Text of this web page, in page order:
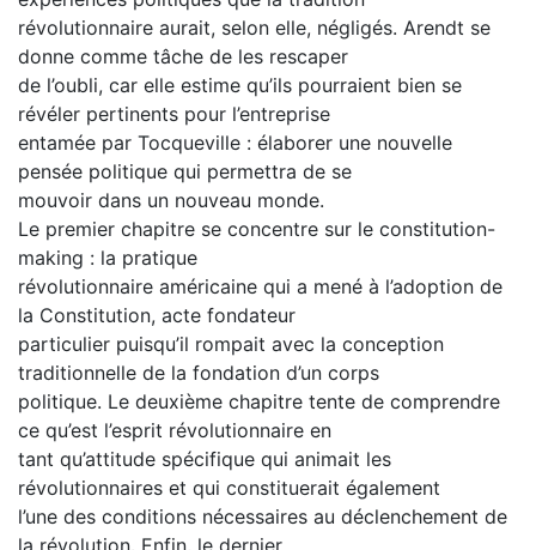
révolutionnaire aurait, selon elle, négligés. Arendt se
donne comme tâche de les rescaper
de l’oubli, car elle estime qu’ils pourraient bien se
révéler pertinents pour l’entreprise
entamée par Tocqueville : élaborer une nouvelle
pensée politique qui permettra de se
mouvoir dans un nouveau monde.
Le premier chapitre se concentre sur le constitution-
making : la pratique
révolutionnaire américaine qui a mené à l’adoption de
la Constitution, acte fondateur
particulier puisqu’il rompait avec la conception
traditionnelle de la fondation d’un corps
politique. Le deuxième chapitre tente de comprendre
ce qu’est l’esprit révolutionnaire en
tant qu’attitude spécifique qui animait les
révolutionnaires et qui constituerait également
l’une des conditions nécessaires au déclenchement de